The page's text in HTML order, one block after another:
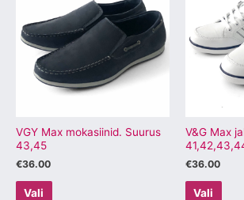
VGY Max mokasiinid. Suurus
43,45
€36.00
Vali
mitu
varianti.
Valikuid
saab
tootelehel.
V&G Max
€36.00
Vali
on
mitu
teha